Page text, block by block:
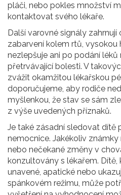
pláči, nebo pokles množství
kontaktovat svého lékaře.
Další varovné signály
zabarvení kolem rtů, vysokou
nezlepšuje ani po podání léků
přetrvávající bolesti. V
zvážit okamžitou lékařskou
doporučujeme, aby rodiče
myšlenkou, že stav se sám
z výše uvedených příznaků.
Je také zásadní sledovat dítě
nemocnice. Jakékoliv
nebo nečekané změny v
konzultovány s lékařem. Dítě,
unavené, apatické nebo
spánkovém režimu, může